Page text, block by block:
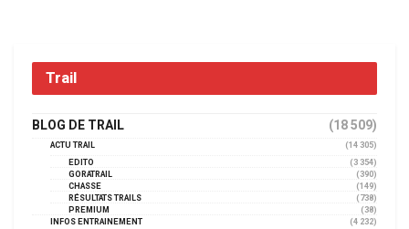
Trail
BLOG DE TRAIL (18 509)
ACTU TRAIL
(14 305)
EDITO
(3 354)
GORATRAIL
(390)
CHASSE
(149)
RÉSULTATS TRAILS
(738)
PREMIUM
(38)
INFOS ENTRAINEMENT
(4 232)